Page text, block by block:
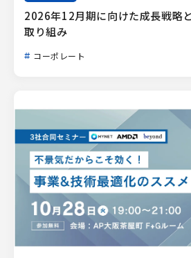
2026年12月期に向けた成長戦略
取り組み
コーポレート